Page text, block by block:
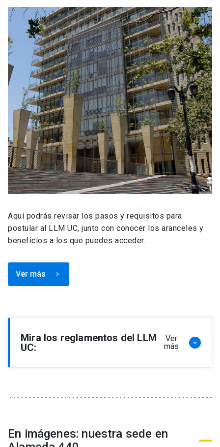
Aquí podrás revisar los pasos y requisitos para
postular al LLM UC, junto con conocer los aranceles y
beneficios a los que puedes acceder.
Ver más keyboard_arrow_right
Mira los reglamentos del LLM
UC:
Ver
más
keyboard_arrow_down
Reglamento de Becas y Descuentos Programa
de Magíster en Derecho, LLM
En imágenes: nuestra sede en